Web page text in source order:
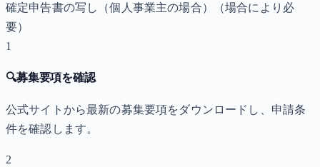
確定申告書の写し（個人事業主の場合）
（場合により必
要）
1
🔍募集要項を確認
公式サイトから最新の募集要項をダウンロードし、申請条
件を確認します。
2